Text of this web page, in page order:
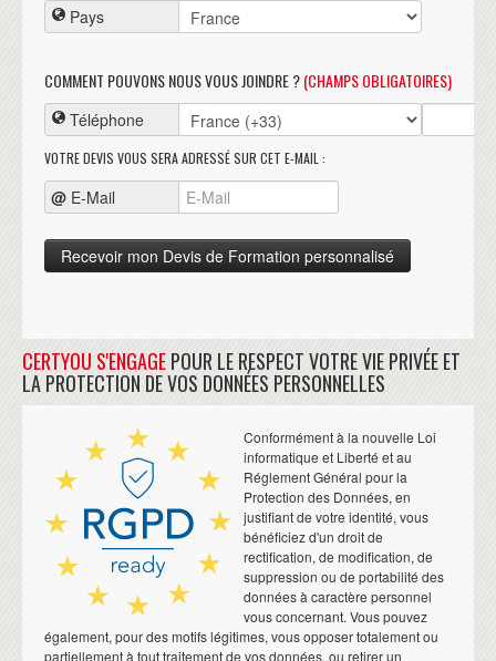
Pays
COMMENT POUVONS NOUS VOUS JOINDRE ?(CHAMPS OBLIGATOIRES)
Téléphone
VOTRE DEVIS VOUS SERA ADRESSÉ SUR CET E-MAIL :
@ E-Mail
CERTYOU S'ENGAGEPOUR LE RESPECT VOTRE VIE PRIVÉE ET
LA PROTECTION DE VOS DONNÉES PERSONNELLES
Conformément à la nouvelle Loi
informatique et Liberté et au
Réglement Général pour la
Protection des Données, en
justifiant de votre identité, vous
bénéficiez d'un droit de
rectification, de modification, de
suppression ou de portabilité des
données à caractère personnel
vous concernant. Vous pouvez
également, pour des motifs légitimes, vous opposer totalement ou
partiellement à tout traitement de vos données, ou retirer un